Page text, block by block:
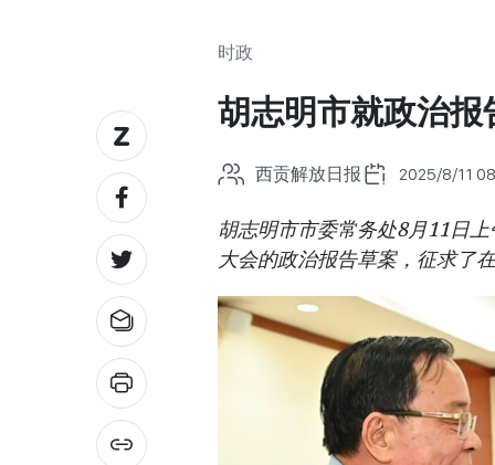
时政
胡志明市就政治
西贡解放日报 2025/8/11
胡志明市市委常务处8月11日
大会的政治报告草案，征求了